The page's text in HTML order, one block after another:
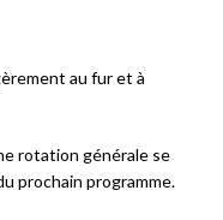
au fur et à
rotation générale se
prochain programme.